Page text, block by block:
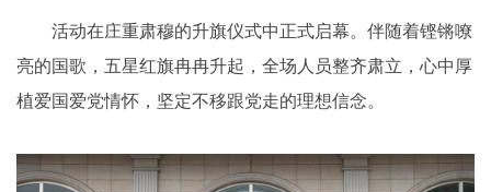
活动在庄重肃穆的升旗仪式中正式启幕。伴随着铿锵嘹
亮的国歌，五星红旗冉冉升起，全场人员整齐肃立，心中厚
植爱国爱党情怀，坚定不移跟党走的理想信念。